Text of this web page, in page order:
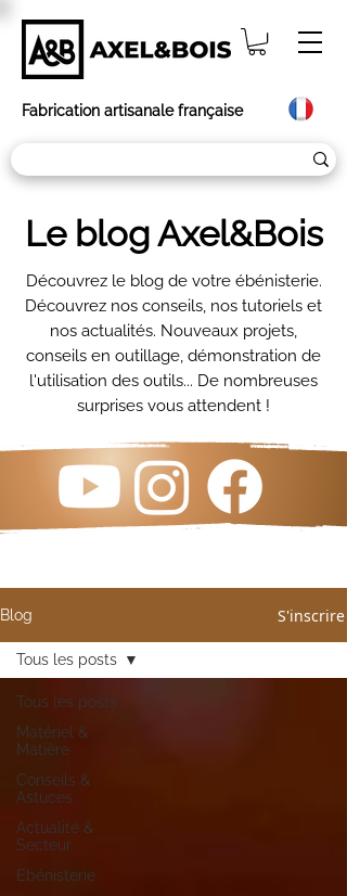
Fabrication artisanale française
Le blog Axel&Bois
Découvrez le blog de votre ébénisterie.
Découvrez nos conseils, nos tutoriels et
nos actualités. Nouveaux projets,
conseils en outillage, démonstration de
l'utilisation des outils... De nombreuses
surprises vous attendent !
Blog S'inscrire
Tous les posts
Matériel &
Matière
Conseils &
Astuces
Actualité &
Secteur
Ebénisterie
Tous les posts